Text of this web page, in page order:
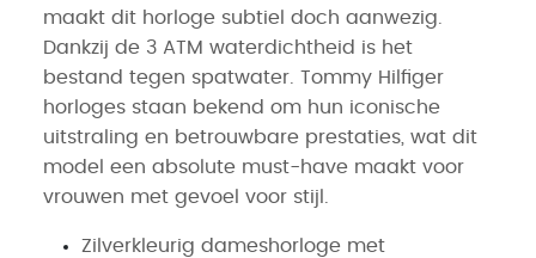
maakt dit horloge subtiel doch aanwezig.
Dankzij de 3 ATM waterdichtheid is het
bestand tegen spatwater. Tommy Hilfiger
horloges staan bekend om hun iconische
uitstraling en betrouwbare prestaties, wat dit
model een absolute must-have maakt voor
vrouwen met gevoel voor stijl.
Zilverkleurig dameshorloge met